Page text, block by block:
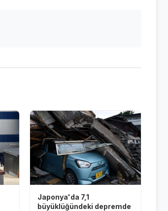
Japonya'da 7,1
büyüklüğündeki depremde